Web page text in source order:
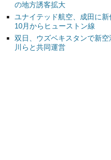
の地方誘客拡大
ユナイテッド航空、成田に新
10月からヒューストン線
双日、ウズベキスタンで新
川らと共同運営